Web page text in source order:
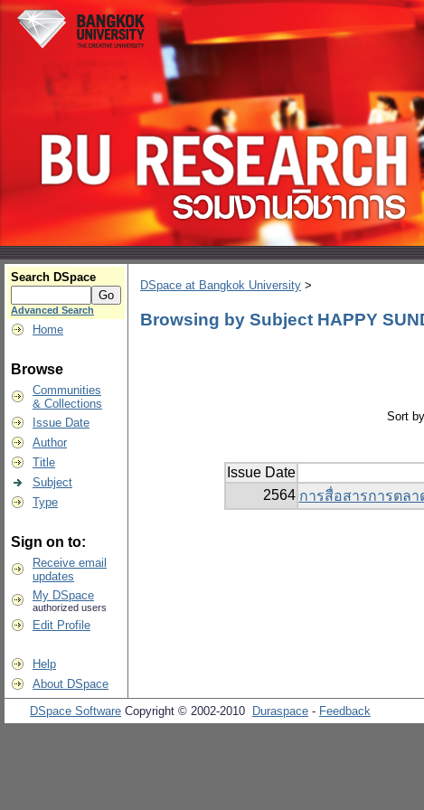
Search DSpace
Advanced Search
Home
Browse
Communities
& Collections
Issue Date
Author
Title
Subject
Type
Sign on to:
Receive email
updates
My DSpace
authorized users
Edit Profile
Help
About DSpace
DSpace at Bangkok University >
Browsing by Subject HAPPY
Sort
Issue Date
2564 การสื่อสารการตล
DSpace Software Copyright © 2002-2010 Duraspace - Feedback